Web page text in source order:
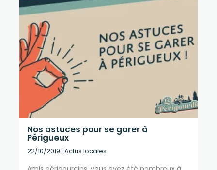
Nos astuces pour se garer à
Périgueux
22/10/2019 | Actus locales